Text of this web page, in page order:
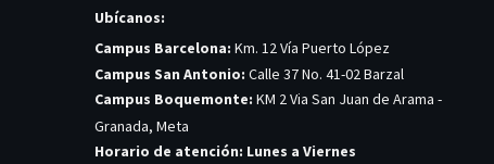
Ubícanos:
Campus Barcelona: Km. 12 Vía Puerto López
Campus San Antonio: Calle 37 No. 41-02 Barzal
Campus Boquemonte: KM 2 Via San Juan de Arama -
Granada, Meta
Horario de atención: Lunes a Viernes